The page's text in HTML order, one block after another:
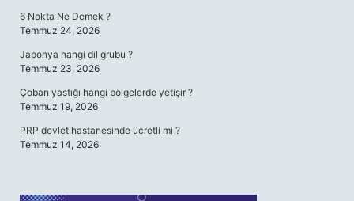
6 Nokta Ne Demek ?
Temmuz 24, 2026
Japonya hangi dil grubu ?
Temmuz 23, 2026
Çoban yastığı hangi bölgelerde yetişir ?
Temmuz 19, 2026
PRP devlet hastanesinde ücretli mi ?
Temmuz 14, 2026